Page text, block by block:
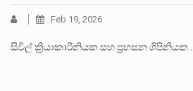
Feb 19, 2026
සිවිල් ක්‍රියාකාරිනියක සහ ප්‍රහසන ශිපිනියක…